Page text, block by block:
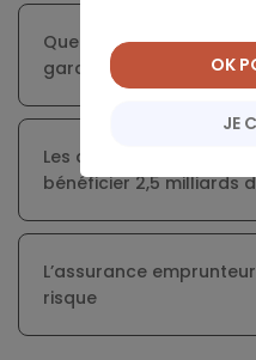
Que faut-il savoir
garantie optionnelle ?
Les assurés en crédit
bénéficier 2,5 milliards
L’assurance
risque
JE
OK